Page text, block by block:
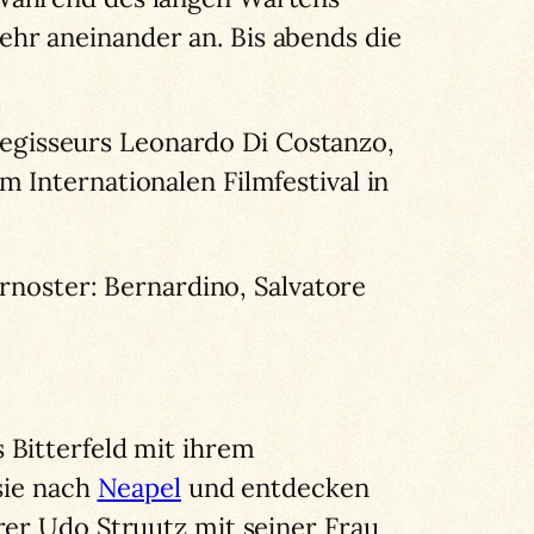
aneinander an. Bis abends die
Leonardo Di Costanzo,
Internationalen Filmfestival in
Bernardino, Salvatore
Bitterfeld mit ihrem
nach Neapelund entdecken
Udo Struutz mit seiner Frau